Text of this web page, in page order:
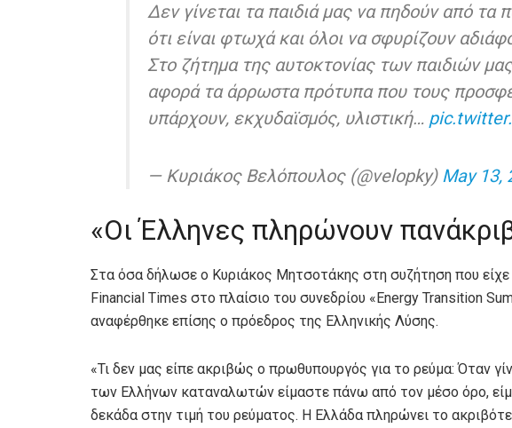
Δεν γίνεται τα παιδιά μας να πηδούν από τα
ότι είναι φτωχά και όλοι να σφυρίζουν
Στο ζήτημα της αυτοκτονίας των παιδιών
αφορά τα άρρωστα πρότυπα που τους
υπάρχουν, εκχυδαϊσμός, υλιστική…
— Κυριάκος Βελόπουλος (@velopky) May 13,
«Οι Έλληνες πληρώνουν
Στα όσα δήλωσε ο Κυριάκος Μητσοτάκης στη συζήτηση που
Financial Times στο πλαίσιο του συνεδρίου «Energy Transition
αναφέρθηκε επίσης ο πρόεδρος της Ελληνικής Λύσης.
«Τι δεν μας είπε ακριβώς ο πρωθυπουργός για το ρεύμα: Όταν
των Ελλήνων καταναλωτών είμαστε πάνω από τον μέσο όρο,
δεκάδα στην τιμή του ρεύματος. Η Ελλάδα πληρώνει το